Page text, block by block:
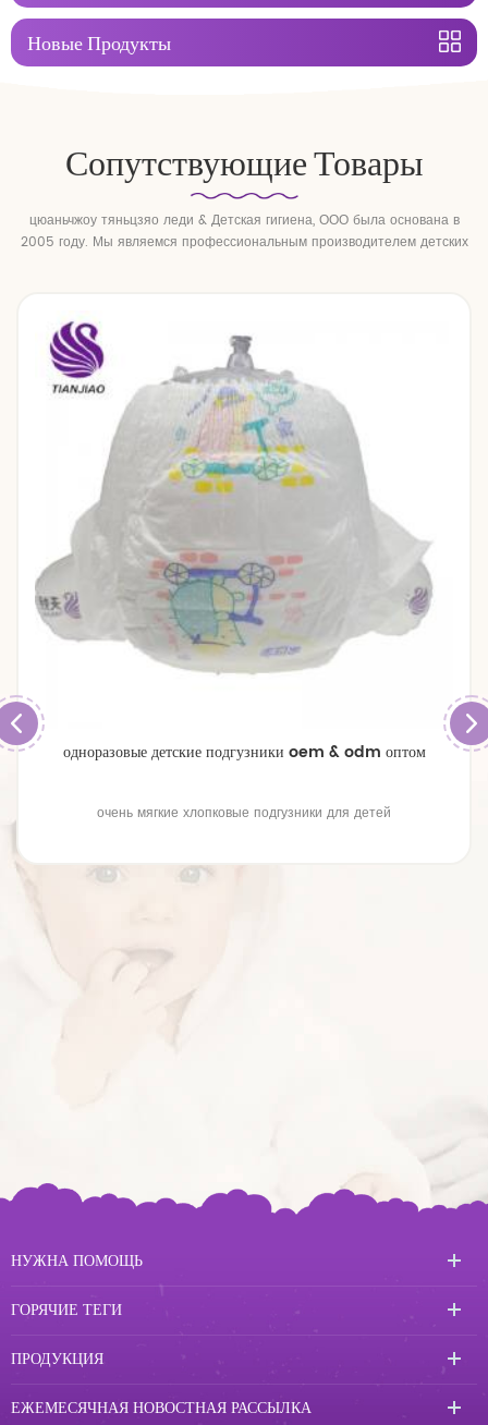
Новые Продукты
Сопутствующие Товары
цюаньчжоу тяньцзяо леди & Детская гигиена, ООО была основана в
2005 году. Мы являемся профессиональным производителем детских
одноразовые детские подгузники oem & odm оптом
очень мягкие хлопковые подгузники для детей
НУЖНА ПОМОЩЬ
ГОРЯЧИЕ ТЕГИ
ПРОДУКЦИЯ
ЕЖЕМЕСЯЧНАЯ НОВОСТНАЯ РАССЫЛКА